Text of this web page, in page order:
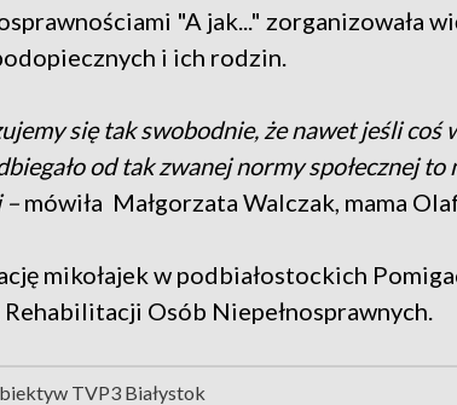
"A jak..." zorganizowała
i ich rodzin.
się tak swobodnie, że nawet jeśli coś
od tak zwanej normy społecznej
– mówiła Małgorzata Walczak, mama
mikołajek w podbiałostockich
Rehabilitacji Osób Niepełnosprawnych.
TVP3 Białystok